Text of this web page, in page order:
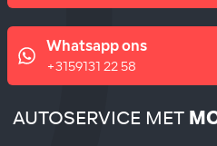
Whatsapp ons
+3159131 22 58
AUTOSERVICE MET